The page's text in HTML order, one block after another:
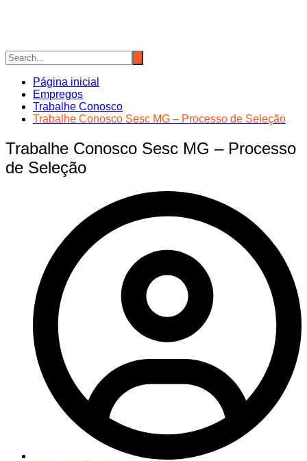
Página inicial
Empregos
Trabalhe Conosco
Trabalhe Conosco Sesc MG – Processo de Seleção
Trabalhe Conosco Sesc MG – Processo
de Seleção